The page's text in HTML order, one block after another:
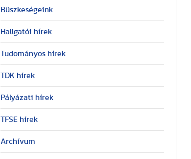
Büszkeségeink
Hallgatói hírek
Tudományos hírek
TDK hírek
Pályázati hírek
TFSE hírek
Archívum